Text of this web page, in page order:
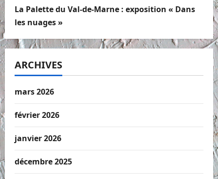
La Palette du Val-de-Marne : exposition « Dans
les nuages »
ARCHIVES
mars 2026
février 2026
janvier 2026
décembre 2025